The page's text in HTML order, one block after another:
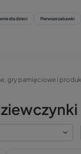
dla dzieci Pierwsze zabawki
gry pamięciowe i